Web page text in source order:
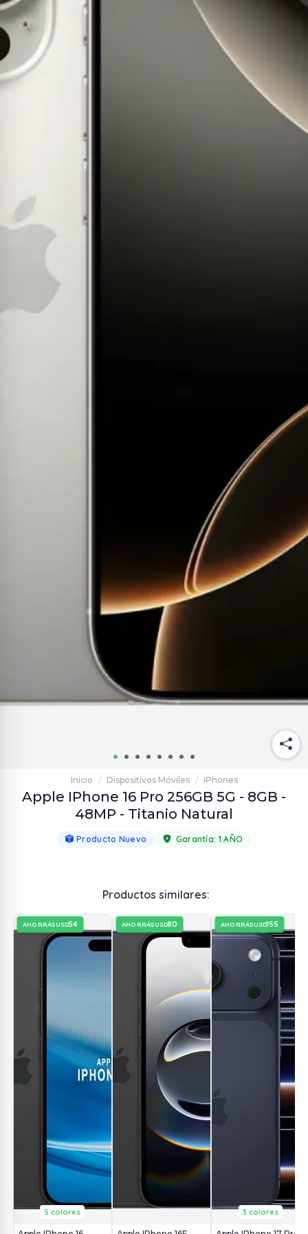
Inicio / Dispositivos Móviles / IPhones
Apple IPhone 16 Pro 256GB 5G - 8GB -
48MP - Titanio Natural
Producto Nuevo Garantía: 1 AÑO
Productos similares:
AHORRÁSUSD54
5 colores
AHORRÁSUSD80 AHORRÁSUSD155
3 colores